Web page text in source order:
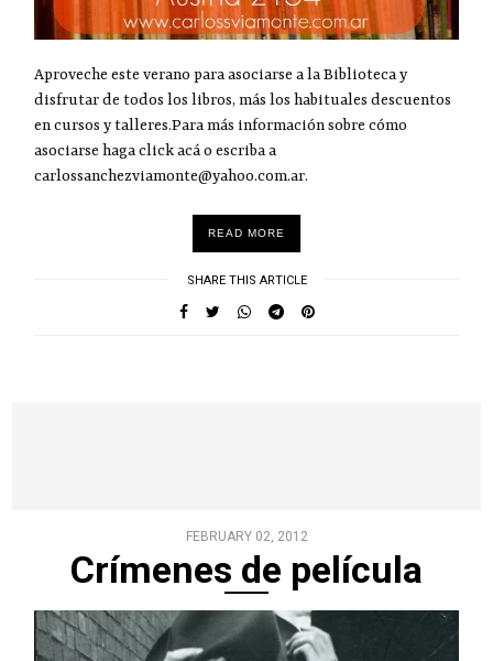
Aproveche este verano para asociarse a la Biblioteca y
disfrutar de todos los libros, más los habituales descuentos
en cursos y talleres.Para más información sobre cómo
asociarse haga click acá o escriba a
carlossanchezviamonte@yahoo.com.ar.
READ MORE
SHARE THIS ARTICLE
FEBRUARY 02, 2012
Crímenes de película